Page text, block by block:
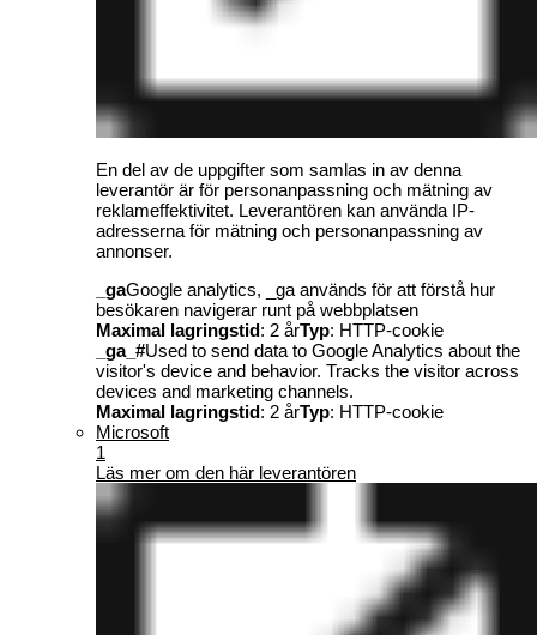
En del av de uppgifter som samlas in av denna
leverantör är för personanpassning och mätning av
reklameffektivitet. Leverantören kan använda IP-
adresserna för mätning och personanpassning av
annonser.
_gaGoogle analytics, _ga används för att förstå hur
besökaren navigerar runt på webbplatsen
Maximal lagringstid: 2 årTyp: HTTP-cookie
_ga_#Used to send data to Google Analytics about the
visitor's device and behavior. Tracks the visitor across
devices and marketing channels.
Maximal lagringstid: 2 årTyp: HTTP-cookie
Microsoft
1
Läs mer om den här leverantören